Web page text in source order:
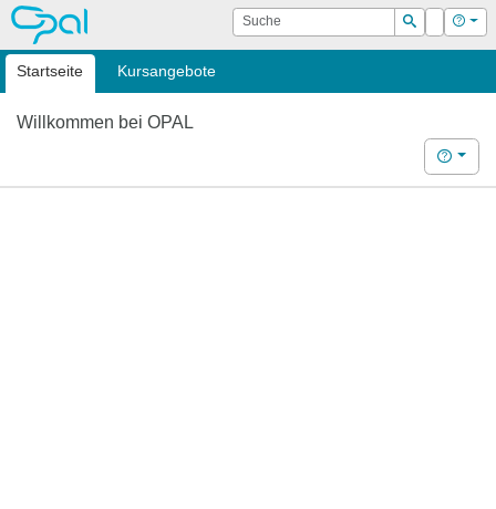
OPAL Suche
Suchen
Login Hilfe
Startseite Kursangebote
Willkommen bei OPAL
Hilfe